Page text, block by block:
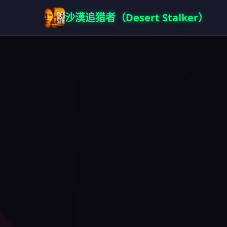
沙漠追猎者（Desert Stalker）